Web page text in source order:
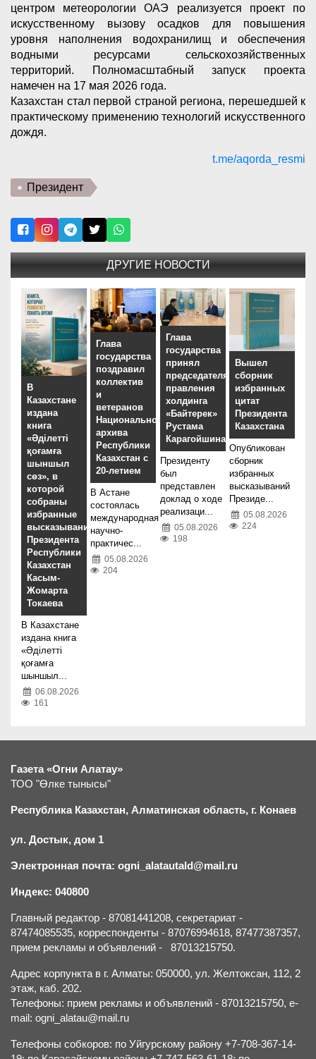
центром метеорологии ОАЭ реализуется проект по
искусственному вызову осадков для повышения
уровня наполнения водохранилищ и обеспечения
водными ресурсами сельскохозяйственных
территорий. Полномасштабный запуск проекта
намечен на 17 мая 2026 года.
Казахстан стал первой страной региона, перешедшей к
практическому применению технологий искусственного
дождя.
t.me/aqorda_resmi
Президент
ДРУГИЕ НОВОСТИ
В
Казахстане
издана
книга
«Әділетті
қоғамға
шыншыл
сөз», в
которой
собраны
избранные
высказывания
Президента
Республики
Казахстан
Касым-
Жомарта
Токаева
В Казахстане
издана книга
«Әділетті
қоғамға
шыншыл...
06.08.2026
161
Глава
государства
поздравил
коллектив
и
ветеранов
Национального
архива
Республики
Казахстан с
20-летием
В Астане
состоялась
международная
научно-
практичес...
05.08.2026
204
Глава
государства
принял
председателя
правления
холдинга
«Байтерек»
Рустама
Карагойшина
Президенту
был
представлен
доклад о ходе
реализаци...
05.08.2026
198
Вышел
сборник
избранных
цитат
Президента
Казахстана
Опубликован
сборник
избранных
высказываний
Президе...
05.08.2026
224
Газета «Огни Алатау»
ТОО "Өлке тынысы"
Республика Казахстан, Алматинская область, г. Конаев
ул. Достык, дом 1
Электронная почта: ogni_alatautald@mail.ru
Индекс: 040800
Главный редактор - 87081441208, секретариат -
87474085535, корреспонденты - 87076994618, 87477387357,
прием рекламы и объявлений - 87013215750.
Адрес корпункта в г. Алматы: 050000, ул. Желтоксан, 112, 2
этаж, каб. 202.
Телефоны: прием рекламы и объявлений - 87013215750, e-
mail: ogni_alatau@mail.ru
Телефоны собкоров: по Уйгурскому району +7-708-367-14-